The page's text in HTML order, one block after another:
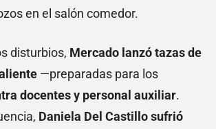
en el salón comedor.
disturbios, Mercado lanzó tazas de
—preparadas para los
docentes y personal auxiliar.
Daniela Del Castillo sufrió